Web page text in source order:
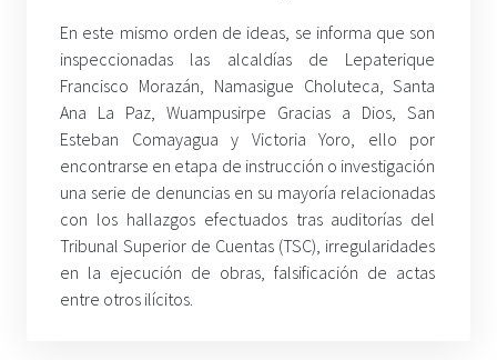
En este mismo orden de ideas, se informa que son
inspeccionadas las alcaldías de Lepaterique
Francisco Morazán, Namasigue Choluteca, Santa
Ana La Paz, Wuampusirpe Gracias a Dios, San
Esteban Comayagua y Victoria Yoro, ello por
encontrarse en etapa de instrucción o investigación
una serie de denuncias en su mayoría relacionadas
con los hallazgos efectuados tras auditorías del
Tribunal Superior de Cuentas (TSC), irregularidades
en la ejecución de obras, falsificación de actas
entre otros ilícitos.